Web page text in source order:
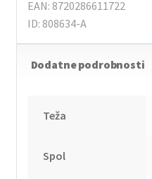
EAN: 8720286611722
ID: 808634-A
Dodatne podrobnosti
Teža
Spol